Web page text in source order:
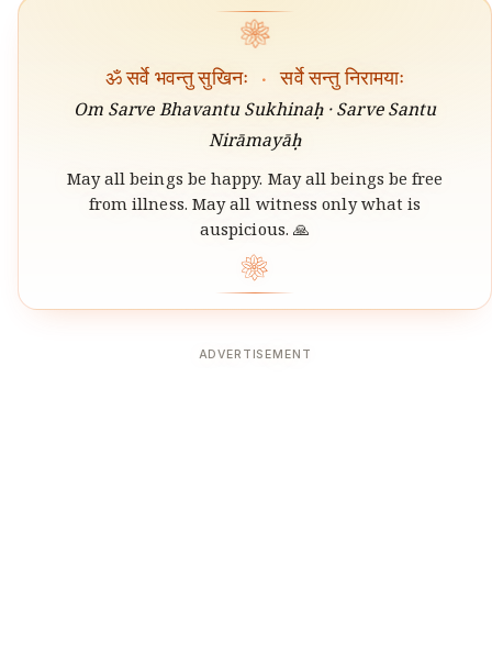
❀
ॐ सर्वे भवन्तु सुखिनः · सर्वे सन्तु निरामयाः
Om Sarve Bhavantu Sukhinaḥ · Sarve Santu
Nirāmayāḥ
May all beings be happy. May all beings be free
from illness. May all witness only what is
auspicious. 🙏
❀
ADVERTISEMENT